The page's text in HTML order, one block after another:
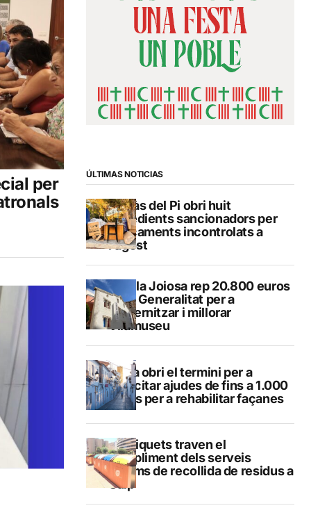
per
ÚLTIMAS NOTICIAS
L’Alfàs del Pi obri huit
expedients sancionadors per
abocaments incontrolats a
l’agost
La Vila Joiosa rep 20.800 euros
de la Generalitat per a
modernitzar i millorar
Vilamuseu
Altea obri el termini per a
sol·licitar ajudes de fins a 1.000
euros per a rehabilitar façanes
Els piquets traven el
compliment dels serveis
mínims de recollida de residus a
Calp